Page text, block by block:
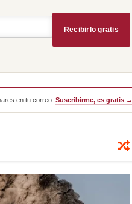
Recibirlo gratis
en tu correo. Suscribirme, es gratis →